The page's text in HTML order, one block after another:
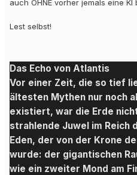
auch OHNE vorher jemals eine
Lest selbst!
Das Echo von Atlantis
Vor einer Zeit, die so tief
ältesten Mythen nur noch
existiert, war die Erde
strahlende Juwel im Reich
Eden, der von der Krone
wurde: der gigantischen
wie ein zweiter Mond am